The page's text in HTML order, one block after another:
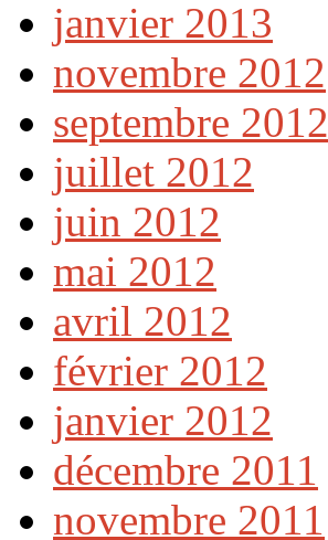
janvier 2013
novembre 2012
septembre 2012
juillet 2012
juin 2012
mai 2012
avril 2012
février 2012
janvier 2012
décembre 2011
novembre 2011